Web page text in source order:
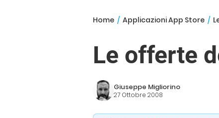
Home / Applicazioni App Store /
Le offerte
Giuseppe Migliorino
27 Ottobre 2008